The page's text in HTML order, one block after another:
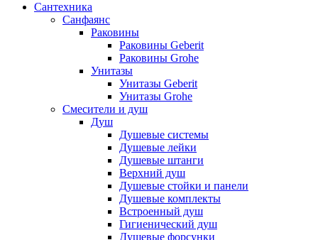
Сантехника
Санфаянс
Раковины
Раковины Geberit
Раковины Grohe
Унитазы
Унитазы Geberit
Унитазы Grohe
Смесители и душ
Душ
Душевые системы
Душевые лейки
Душевые штанги
Верхний душ
Душевые стойки и панели
Душевые комплекты
Встроенный душ
Гигиенический душ
Душевые форсунки